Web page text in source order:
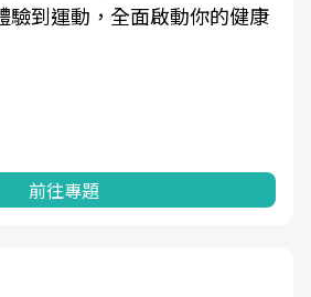
驗到運動，全面啟動你的健康
前往專題